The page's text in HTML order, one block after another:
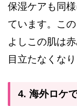
保湿ケアも同
ています。こ
よしこの肌は
目立たなくなり
4. 海外ロケ